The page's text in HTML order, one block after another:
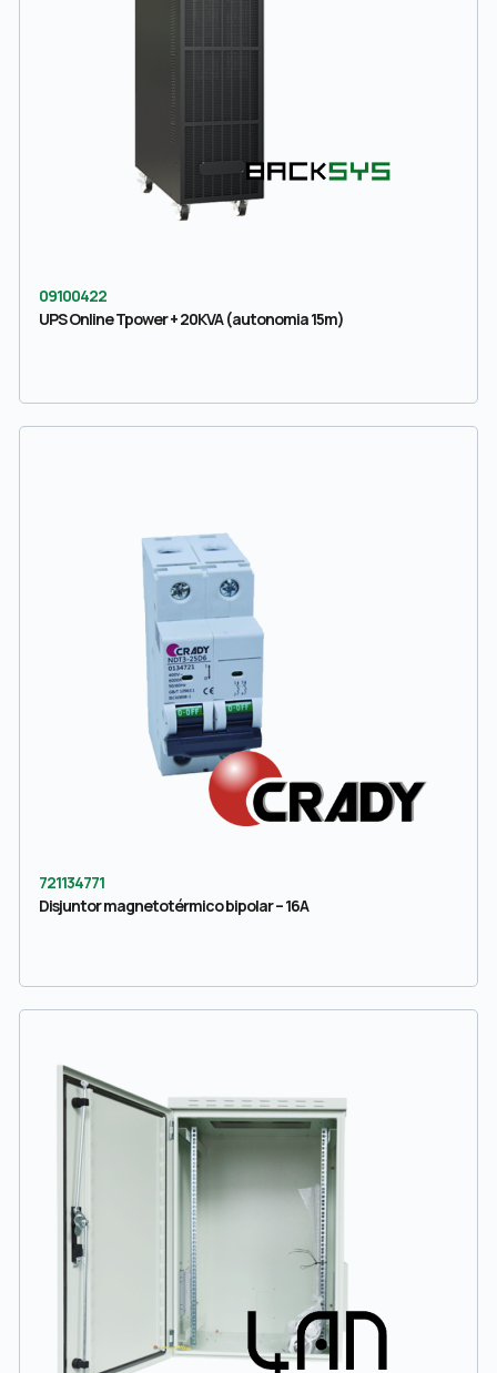
09100422
UPS Online Tpower + 20KVA (autonomia 15m)
721134771
Disjuntor magnetotérmico bipolar – 16A